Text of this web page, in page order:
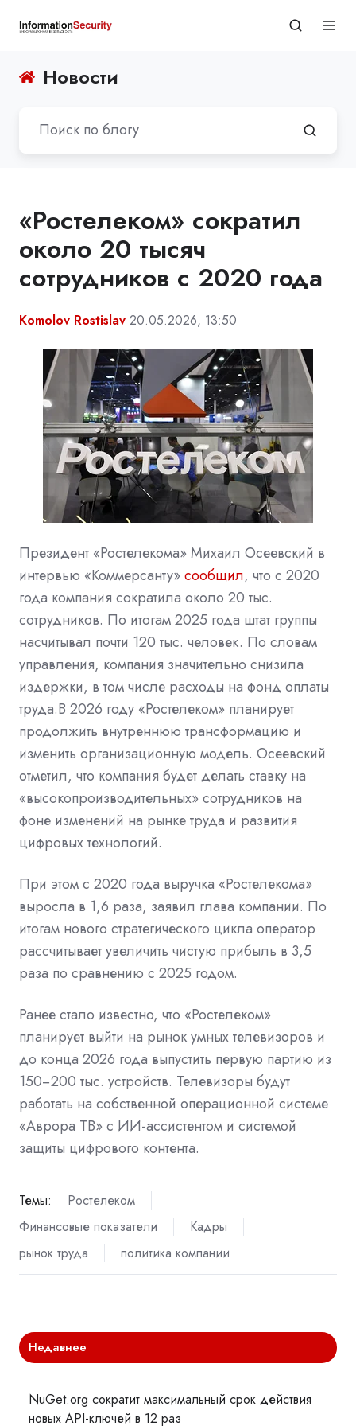
Новости
«Ростелеком» сократил
около 20 тысяч
сотрудников с 2020 года
Komolov Rostislav 20.05.2026, 13:50
Президент «Ростелекома» Михаил Осеевский в
интервью «Коммерсанту»сообщил, что с 2020
года компания сократила около 20 тыс.
сотрудников. По итогам 2025 года штат группы
насчитывал почти 120 тыс. человек. По словам
управления, компания значительно снизила
издержки, в том числе расходы на фонд оплаты
труда.В 2026 году «Ростелеком» планирует
продолжить внутреннюю трансформацию и
изменить организационную модель. Осеевский
отметил, что компания будет делать ставку на
«высокопроизводительных» сотрудников на
фоне изменений на рынке труда и развития
цифровых технологий.
При этом с 2020 года выручка «Ростелекома»
выросла в 1,6 раза, заявил глава компании. По
итогам нового стратегического цикла оператор
рассчитывает увеличить чистую прибыль в 3,5
раза по сравнению с 2025 годом.
Ранее стало известно, что «Ростелеком»
планирует выйти на рынок умных телевизоров и
до конца 2026 года выпустить первую партию из
150−200 тыс. устройств. Телевизоры будут
работать на собственной операционной системе
«Аврора ТВ» с ИИ-ассистентом и системой
защиты цифрового контента.
Темы:
Ростелеком
Финансовые показатели
Кадры
рынок труда
политика компании
Недавнее
NuGet.org сократит максимальный срок действия
новых API-ключей в 12 раз